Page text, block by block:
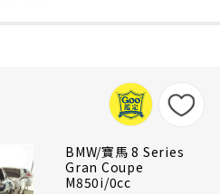
BMW/寶馬 8 Series
Gran Coupe
M850i/0cc